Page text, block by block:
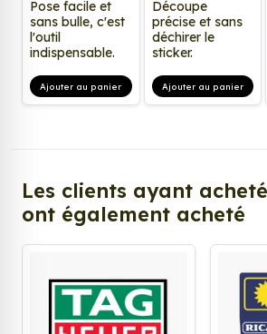
Pose facile et
sans bulle, c'est
l'outil
indispensable.
Ajouter au panier
Découpe
précise et sans
déchirer le
sticker.
Ajouter au panier
Les clients ayant
ont également acheté